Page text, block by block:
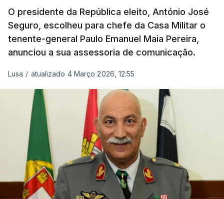
O presidente da República eleito, António José
Seguro, escolheu para chefe da Casa Militar o
tenente-general Paulo Emanuel Maia Pereira,
anunciou a sua assessoria de comunicação.
Lusa / atualizado 4 Março 2026, 12:55